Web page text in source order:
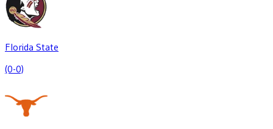
Florida State
(0-0)